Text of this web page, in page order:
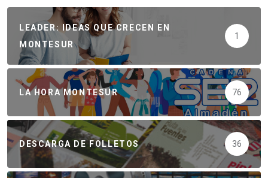
LEADER: IDEAS QUE CRECEN EN
MONTESUR
1
LA HORA MONTESUR 76
DESCARGA DE FOLLETOS 36